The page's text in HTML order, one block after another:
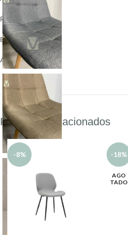
Resistencia:140 kg
Base:Madera
Asiento:Lino
Productos relacionados
-8% -18%
AGO
TADO